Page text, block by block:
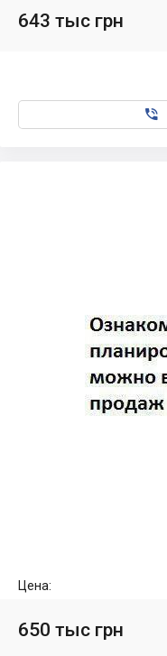
643 тыс грн

Цена:
650 тыс грн